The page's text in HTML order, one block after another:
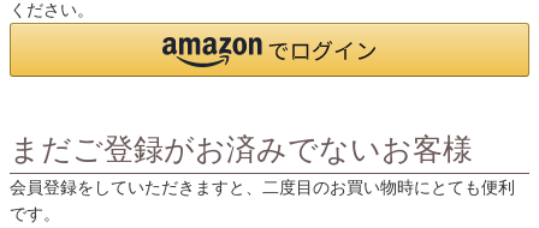
ください。
まだご登録がお済みでないお客様
会員登録をしていただきますと、二度目のお買い物時にとても便利
です。